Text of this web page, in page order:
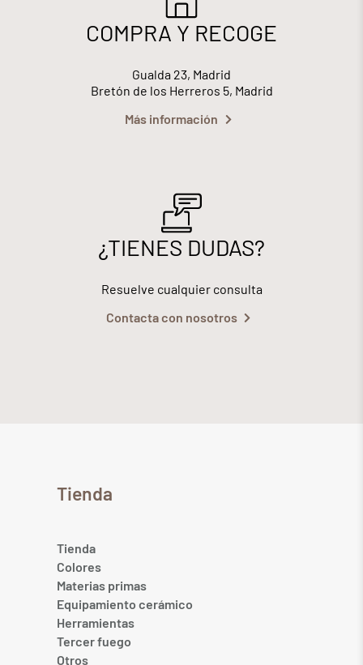
COMPRA Y RECOGE
Gualda 23, Madrid
Bretón de los Herreros 5, Madrid
Más información
¿TIENES DUDAS?
Resuelve cualquier consulta
Contacta con nosotros
Tienda
Tienda
Colores
Materias primas
Equipamiento cerámico
Herramientas
Tercer fuego
Otros